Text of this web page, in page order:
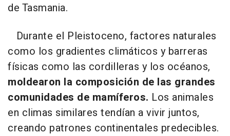
de Tasmania.
Durante el Pleistoceno, factores naturales
como los gradientes climáticos y barreras
físicas como las cordilleras y los océanos,
moldearon la composición de las grandes
comunidades de mamíferos. Los animales
en climas similares tendían a vivir juntos,
creando patrones continentales predecibles.